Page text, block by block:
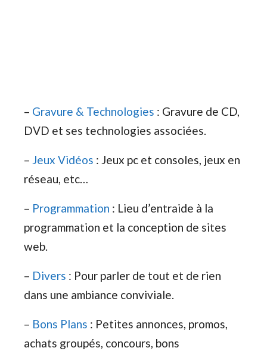
– Gravure & Technologies : Gravure de CD,
DVD et ses technologies associées.
– Jeux Vidéos : Jeux pc et consoles, jeux en
réseau, etc…
– Programmation : Lieu d’entraide à la
programmation et la conception de sites
web.
– Divers : Pour parler de tout et de rien
dans une ambiance conviviale.
– Bons Plans : Petites annonces, promos,
achats groupés, concours, bons